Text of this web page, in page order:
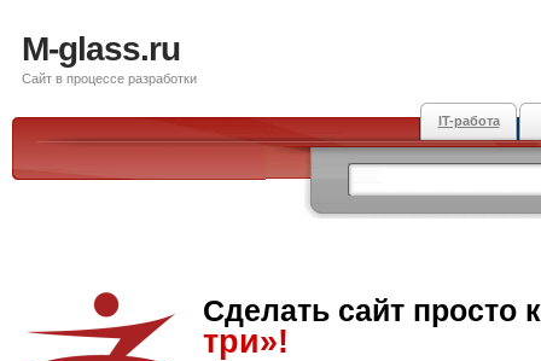
M-glass.ru
Сайт в процессе разработки
IT-работа
Сделать сайт просто
три»!